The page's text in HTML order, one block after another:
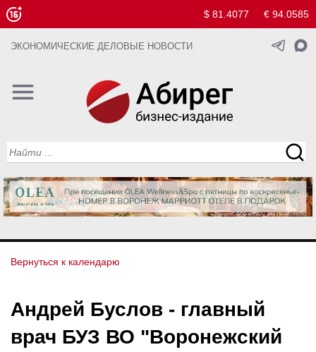
$ 81.4077 € 94.0585
ЭКОНОМИЧЕСКИЕ ДЕЛОВЫЕ НОВОСТИ
Вернуться к календарю
Андрей Буслов - главный
врач БУЗ ВО "Воронежский